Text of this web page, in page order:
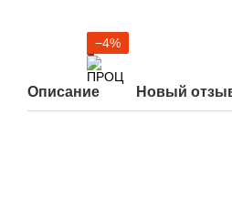
−4%
Описание Новый